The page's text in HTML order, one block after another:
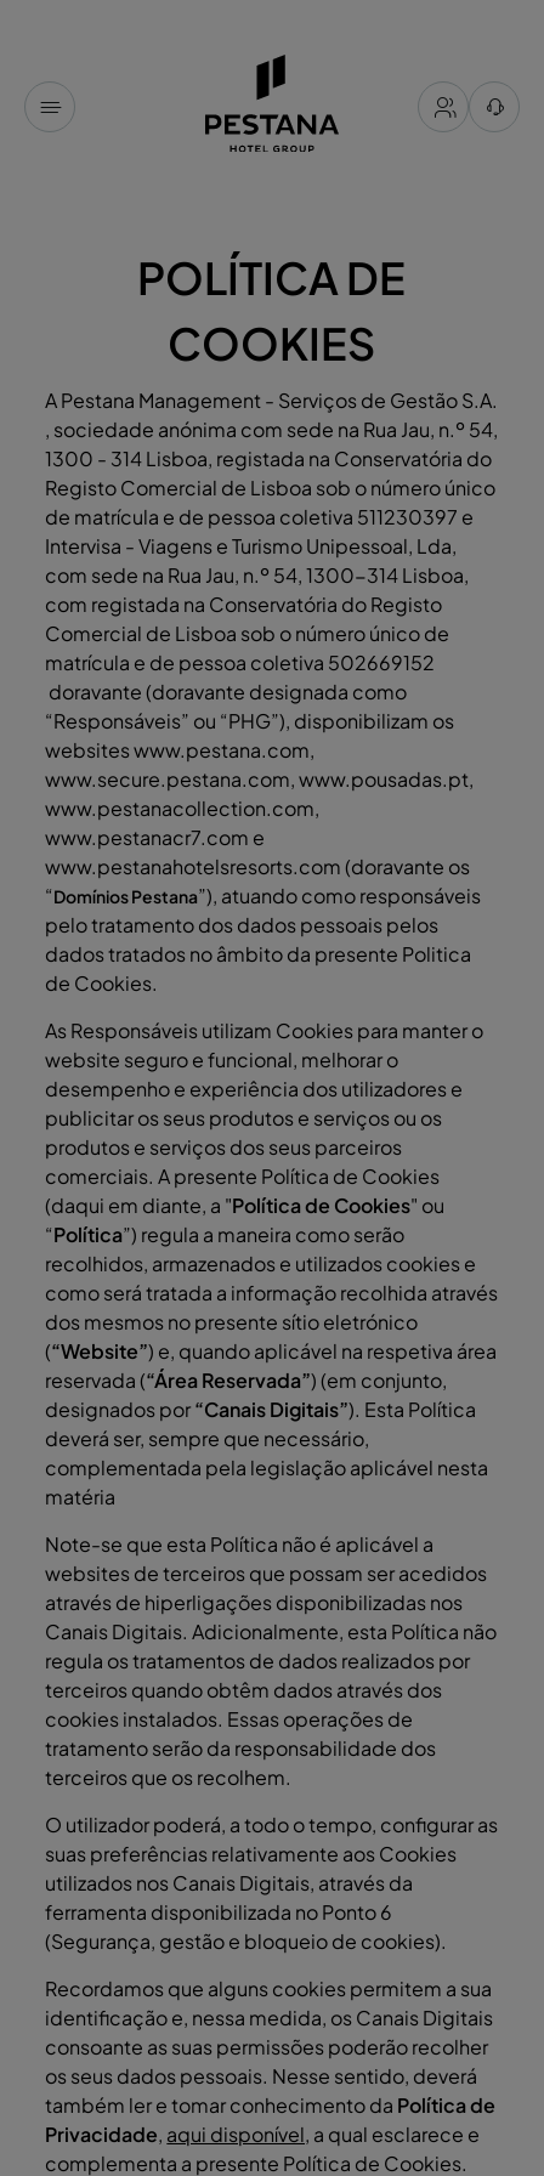
POLÍTICA DE
COOKIES
A Pestana Management - Serviços de Gestão S.A.
, sociedade anónima com sede na Rua Jau, n.º 54,
1300 - 314 Lisboa, registada na Conservatória do
Registo Comercial de Lisboa sob o número único
de matrícula e de pessoa coletiva 511230397 e
Intervisa - Viagens e Turismo Unipessoal, Lda,
com sede na Rua Jau, n.º 54, 1300-314 Lisboa,
com registada na Conservatória do Registo
Comercial de Lisboa sob o número único de
matrícula e de pessoa coletiva 502669152
doravante (doravante designada como
“Responsáveis” ou “PHG”), disponibilizam os
websites www.pestana.com,
www.secure.pestana.com, www.pousadas.pt,
www.pestanacollection.com,
www.pestanacr7.com e
www.pestanahotelsresorts.com (doravante os
“Domínios Pestana”), atuando como responsáveis
pelo tratamento dos dados pessoais pelos
dados tratados no âmbito da presente Politica
de Cookies.
As Responsáveis utilizam Cookies para manter o
website seguro e funcional, melhorar o
desempenho e experiência dos utilizadores e
publicitar os seus produtos e serviços ou os
produtos e serviços dos seus parceiros
comerciais. A presente Política de Cookies
(daqui em diante, a "Política de Cookies" ou
“Política”) regula a maneira como serão
recolhidos, armazenados e utilizados cookies e
como será tratada a informação recolhida através
dos mesmos no presente sítio eletrónico
(“Website”) e, quando aplicável na respetiva área
reservada (“Área Reservada”) (em conjunto,
designados por“Canais Digitais”). Esta Política
deverá ser, sempre que necessário,
complementada pela legislação aplicável nesta
matéria
Note-se que esta Política não é aplicável a
websites de terceiros que possam ser acedidos
através de hiperligações disponibilizadas nos
Canais Digitais. Adicionalmente, esta Política não
regula os tratamentos de dados realizados por
terceiros quando obtêm dados através dos
cookies instalados. Essas operações de
tratamento serão da responsabilidade dos
terceiros que os recolhem.
O utilizador poderá, a todo o tempo, configurar as
suas preferências relativamente aos Cookies
utilizados nos Canais Digitais, através da
ferramenta disponibilizada no Ponto 6
(Segurança, gestão e bloqueio de cookies).
Recordamos que alguns cookies permitem a sua
identificação e, nessa medida, os Canais Digitais
consoante as suas permissões poderão recolher
os seus dados pessoais. Nesse sentido, deverá
também ler e tomar conhecimento da Política de
Privacidade, aqui disponível, a qual esclarece e
complementa a presente Política de Cookies.